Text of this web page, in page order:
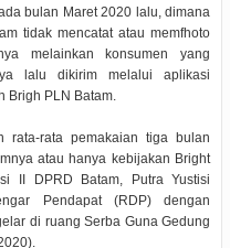
bulan Maret 2020 lalu, dimana
tidak mencatat atau memfhoto
melainkan konsumen yang
lalu dikirim melalui aplikasi
Brigh PLN Batam.
rata-rata pemakaian tiga bulan
atau hanya kebijakan Bright
II DPRD Batam, Putra Yustisi
Pendapat (RDP) dengan
di ruang Serba Guna Gedung